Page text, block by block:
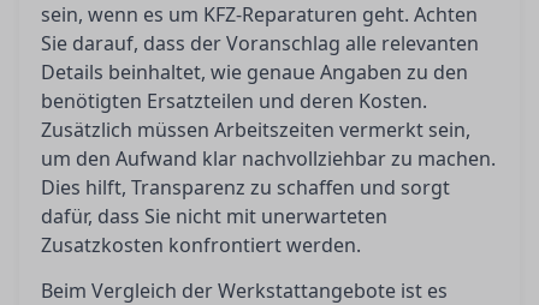
sein, wenn es um KFZ-Reparaturen geht. Achten
Sie darauf, dass der Voranschlag alle relevanten
Details beinhaltet, wie genaue Angaben zu den
benötigten Ersatzteilen und deren Kosten.
Zusätzlich müssen Arbeitszeiten vermerkt sein,
um den Aufwand klar nachvollziehbar zu machen.
Dies hilft, Transparenz zu schaffen und sorgt
dafür, dass Sie nicht mit unerwarteten
Zusatzkosten konfrontiert werden.
Beim Vergleich der Werkstattangebote ist es